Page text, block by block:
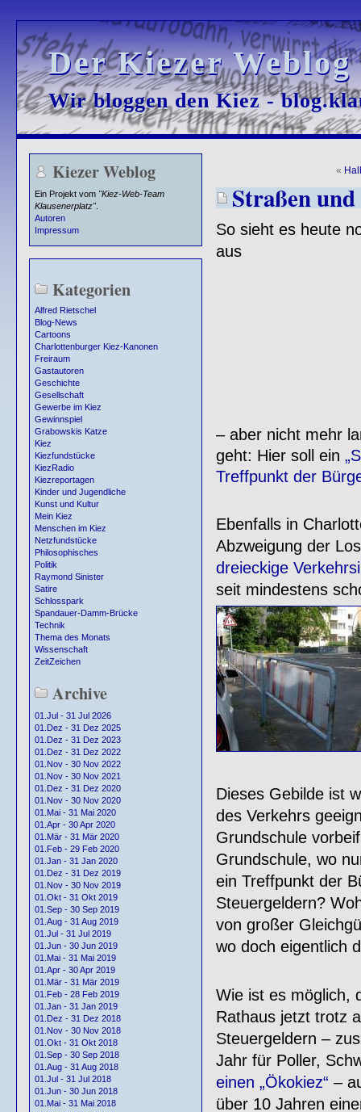
Der Kiezer
Der Kiezer
Wir bloggen den Kiez -
Wir bloggen den Kiez -
Kiezer Weblog
Ein Projekt vom "Kiez-Web-Team
Klausenerplatz".
Autoren
Impressum
Kategorien
Alfred Rietschel
Blog-News
Cartoons
Charlottenburger Kiez-Kanonen
Freiraum
Gastautoren
Geschichte
Gesellschaft
Gewerbe im Kiez
Gewinnspiel
Grabowskis Katze
Kiez
Kiezfundstücke
KiezRadio
Kiezreportagen
Kinder und Jugendliche
Kunst und Kultur
Mein Kiez
Menschen im Kiez
Netzfundstücke
Philosophisches
Politik
Raymond Sinister
Satire
Schlosspark
Spandauer-Damm-Brücke
Technik
Thema des Monats
Wissenschaft
ZeitZeichen
Archive
01.Jul - 31 Jul 2026
01.Dez - 31 Dez 2025
01.Dez - 31 Dez 2023
01.Dez - 31 Dez 2022
01.Nov - 30 Nov 2022
01.Nov - 30 Nov 2021
01.Dez - 31 Dez 2020
01.Nov - 30 Nov 2020
01.Mai - 31 Mai 2020
01.Apr - 30 Apr 2020
01.Mär - 31 Mär 2020
01.Feb - 29 Feb 2020
01.Jan - 31 Jan 2020
01.Dez - 31 Dez 2019
01.Nov - 30 Nov 2019
01.Okt - 31 Okt 2019
01.Sep - 30 Sep 2019
01.Aug - 31 Aug 2019
01.Jul - 31 Jul 2019
01.Jun - 30 Jun 2019
01.Mai - 31 Mai 2019
01.Apr - 30 Apr 2019
01.Mär - 31 Mär 2019
01.Feb - 28 Feb 2019
01.Jan - 31 Jan 2019
01.Dez - 31 Dez 2018
01.Nov - 30 Nov 2018
01.Okt - 31 Okt 2018
01.Sep - 30 Sep 2018
01.Aug - 31 Aug 2018
01.Jul - 31 Jul 2018
01.Jun - 30 Jun 2018
01.Mai - 31 Mai 2018
«
Straßen
So sieht es heute
aus
– aber nicht mehr
geht: Hier soll ein
Treffpunkt der
Ebenfalls in
Abzweigung der
dreieckige
seit mindestens
Dieses Gebilde ist
des Verkehrs
Grundschule
Grundschule, wo
ein Treffpunkt der
Steuergeldern?
von großer
wo doch eigentlich
Wie ist es möglich,
Rathaus jetzt trotz
Steuergeldern –
Jahr für Poller,
einen „Ökokiez“ –
über 10 Jahren